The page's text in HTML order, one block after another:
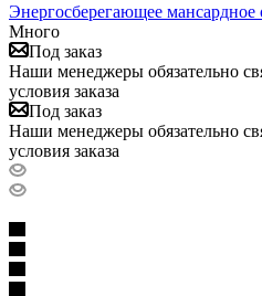
Энергосберегающее
Много
Под заказ
Наши менеджеры обязательно
условия заказа
Под заказ
Наши менеджеры обязательно
условия заказа